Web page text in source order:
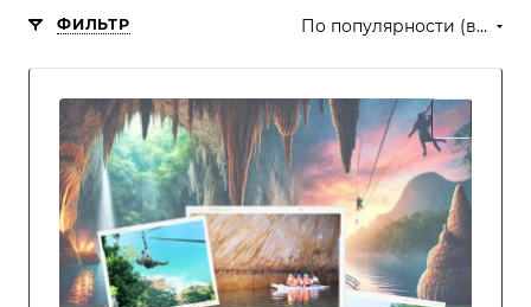
ФИЛЬТР По популярности (возрастание)